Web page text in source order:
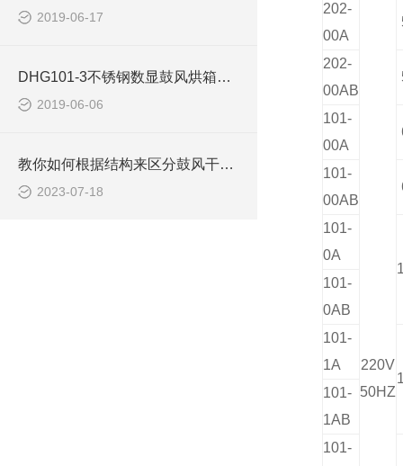
2019-06-17
DHG101-3不锈钢数显鼓风烘箱使用注意事项
2019-06-06
教你如何根据结构来区分鼓风干燥箱
2023-07-18
202-
00A
220V
50HZ
202-
00AB
101-
00A
101-
00AB
101-
0A
101-
0AB
101-
1A
101-
1AB
101-